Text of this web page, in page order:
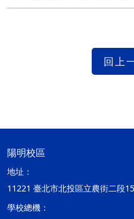
回上
陽明校區
地址：
11221 臺北市北投區立農街二段
學校總機：